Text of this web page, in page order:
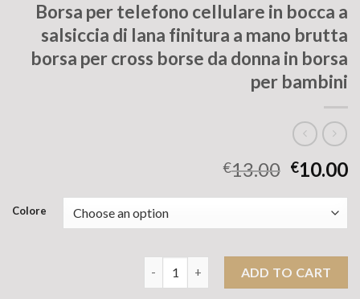
Borsa per telefono cellulare in bocca a
salsiccia di lana finitura a mano brutta
borsa per cross borse da donna in borsa
per bambini
€13.00 €10.00
Colore
ADD TO CART